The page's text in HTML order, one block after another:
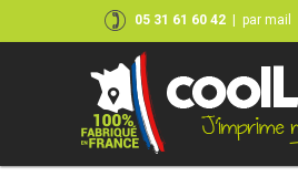
05 31 61 60 42 par mail